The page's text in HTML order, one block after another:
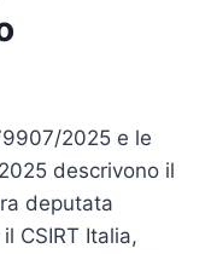
2025 e le
descrivono il
deputata
CSIRT Italia,